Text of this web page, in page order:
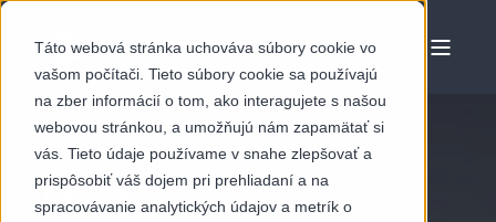
Táto webová stránka uchováva súbory cookie vo
vašom počítači. Tieto súbory cookie sa používajú
na zber informácií o tom, ako interagujete s našou
webovou stránkou, a umožňujú nám zapamätať si
vás. Tieto údaje používame v snahe zlepšovať a
prispôsobiť váš dojem pri prehliadaní a na
spracovávanie analytických údajov a metrík o